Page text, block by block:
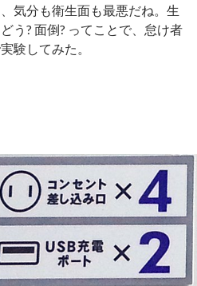
気分も衛生面も最悪だね。生
う? 面倒? ってことで、怠け者
験してみた。
ゴミ処理機のものぐさ限界挑戦